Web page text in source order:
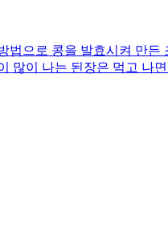
법으로 콩을 발효시켜 만
많이 나는 된장은 먹고 나